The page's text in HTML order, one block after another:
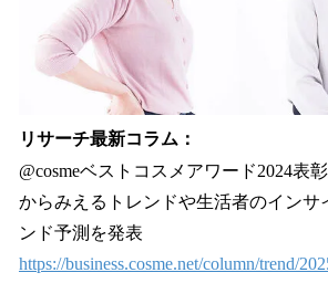
リサーチ最新コラム：
@cosmeベストコスメアワード2024表
からみえるトレンドや生活者のインサ
ンド予測を発表
https://business.cosme.net/column/trend/